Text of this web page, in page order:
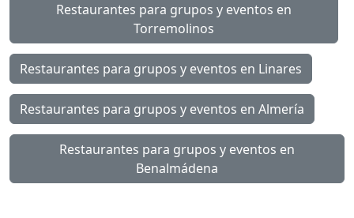
Restaurantes para grupos y eventos en
Torremolinos
Restaurantes para grupos y eventos en Linares
Restaurantes para grupos y eventos en Almería
Restaurantes para grupos y eventos en
Benalmádena